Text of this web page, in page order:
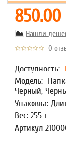
850.00
Нашли
0
Доступность:
Модель:
Черный,
Упаковка:
Вес: 255 г
Артикул